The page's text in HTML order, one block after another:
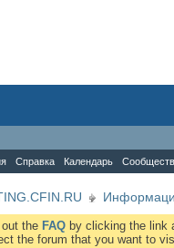
Справка Календарь
the FAQ by clicking the link
the forum that you want to